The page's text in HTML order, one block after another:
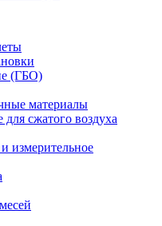
(ГБО)
материалы
сжатого воздуха
измерительное